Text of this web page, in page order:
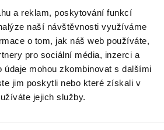
a reklam, poskytování funkcí
naší návštěvnosti využíváme
o tom, jak náš web používáte,
pro sociální média, inzerci a
údaje mohou zkombinovat s dalšími
jim poskytli nebo které získali v
jejich služby.